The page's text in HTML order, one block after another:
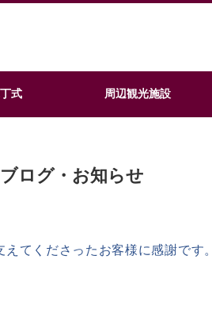
式 周辺観光施設
ブログ・お知らせ
えてくださったお客様に感謝です。